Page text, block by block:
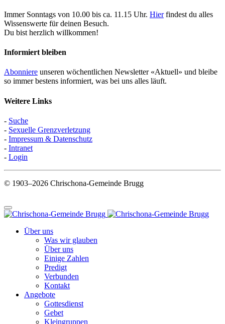
Immer Sonntags von 10.00 bis ca. 11.15 Uhr. Hierfindest du alles
Wissenswerte für deinen Besuch.
Du bist herzlich willkommen!
Informiert bleiben
Abonniere unseren wöchentlichen Newsletter «Aktuell» und bleibe
so immer bestens informiert, was bei uns alles läuft.
Weitere Links
- Suche
- Sexuelle Grenzverletzung
- Impressum & Datenschutz
- Intranet
- Login
© 1903–2026 Chrischona-Gemeinde Brugg
Über uns
Was wir glauben
Über uns
Einige Zahlen
Predigt
Verbunden
Kontakt
Angebote
Gottesdienst
Gebet
Kleingruppen